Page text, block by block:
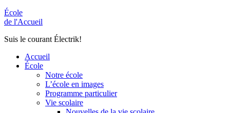
École
de l'Accueil
Suis le courant Électrik!
Accueil
École
Notre école
L’école en images
Programme particulier
Vie scolaire